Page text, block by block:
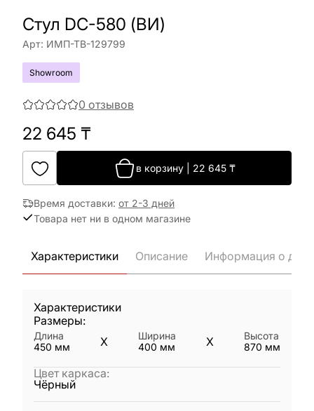
Стул DC-580 (ВИ)
Арт: ИМП-ТВ-129799
Showroom
0 отзывов
22 645 ₸
в корзину| 22 645₸
Время доставки: от 2-3 дней
Товара нет ни в одном магазине
Характеристики Описание Информация о
Характеристики
Размеры:
Длина
450 мм X
Ширина
400 мм X
Высота
870 мм
Цвет каркаса:
Чёрный